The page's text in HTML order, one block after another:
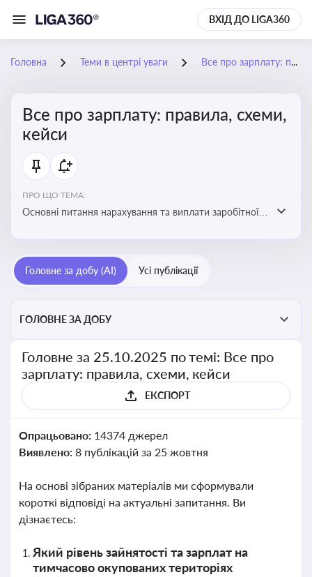
ВХІД ДО LIGA360
Головна Теми в центрі уваги Все про зарплату: правила, схеми, кейси
Все про зарплату: правила, схеми,
кейси
ПРО ЩО ТЕМА:
Основні питання нарахування та виплати заробітної
інформації про можливі схеми зловживань
Головне за добу (AI) Усі публікації
ГОЛОВНЕ ЗА ДОБУ
Головне за 25.10.2025 по темі: Все про
зарплату: правила, схеми, кейси
ЕКСПОРТ
Опрацьовано: 14374 джерел
Виявлено: 8 публікацій за 25 жовтня
На основі зібраних матеріалів ми сформували
короткі відповіді на актуальні запитання. Ви
дізнаєтесь:
Який рівень зайнятості та зарплат на
тимчасово окупованих територіях